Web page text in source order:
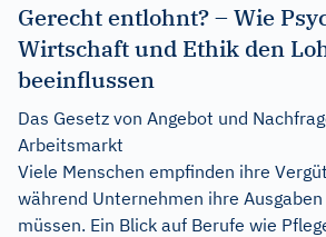
Gerecht entlohnt? – Wie
Wirtschaft und Ethik den
beeinflussen
Das Gesetz von Angebot und
Arbeitsmarkt
Viele Menschen empfinden ihre
während Unternehmen ihre Ausgaben
müssen. Ein Blick auf Berufe wie